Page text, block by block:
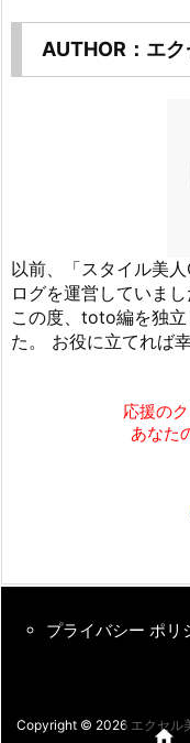
AUTHOR：エク
以前、「スタイル美
ログを運営していまし
この度、toto編を独
た。 お役に立てれば幸
応援の
あなた
プライバシー ポリ
Copyright © 2026 エクセル
